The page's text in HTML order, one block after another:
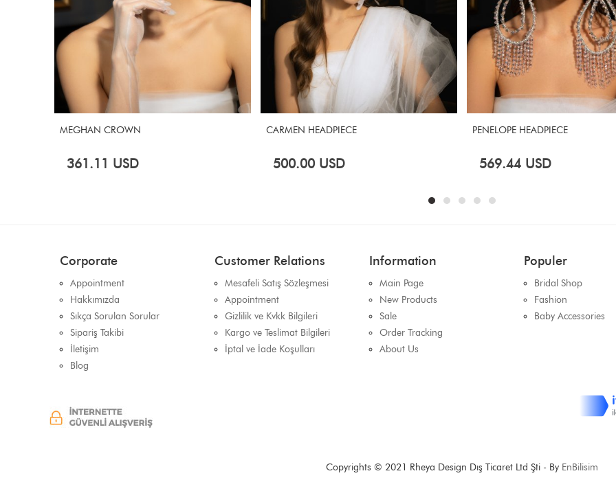
CARMEN HEADPIECE
500.00 USD
PENELOPE HEADPIECE
569.44 USD
BOW COMB
291.67 USD
Corporate
Appointment
Hakkımızda
Sıkça Sorulan Sorular
Sipariş Takibi
İletişim
Blog
Customer Relations
Mesafeli Satış Sözleşmesi
Appointment
Gizlilik ve Kvkk Bilgileri
Kargo ve Teslimat Bilgileri
İptal ve İade Koşulları
Information
Main Page
New Products
Sale
Order Tracking
About Us
Populer
Bridal Shop
Fashion
Baby Accessories
Copyrights © 2021 Rheya Design Dış Ticaret Ltd Şti - By EnBilisim